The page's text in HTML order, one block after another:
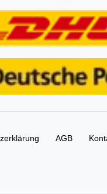
AGB